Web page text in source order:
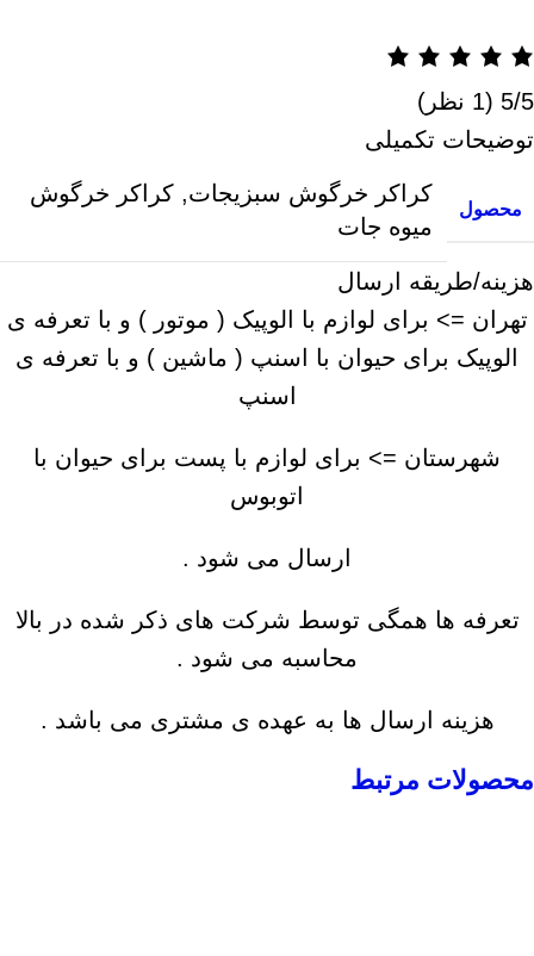
‫5/5 ‫(1 نظر)
توضیحات تکمیلی
محصول
کراکر خرگوش سبزیجات, کراکر خرگوش
میوه جات
هزینه/طریقه ارسال
تهران => برای لوازم با الوپیک ( موتور ) و با تعرفه ی
الوپیک برای حیوان با اسنپ ( ماشین ) و با تعرفه ی
اسنپ
شهرستان => برای لوازم با پست برای حیوان با
اتوبوس
ارسال می شود .
تعرفه ها همگی توسط شرکت های ذکر شده در بالا
محاسبه می شود .
هزینه ارسال ها به عهده ی مشتری می باشد .
محصولات مرتبط